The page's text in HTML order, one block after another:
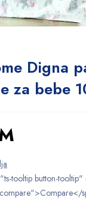
Digna
za bebe
tooltip button-
compare">Compare</